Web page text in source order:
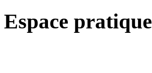
Espace pratique